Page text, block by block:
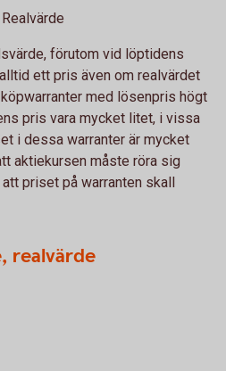
förutom vid löptidens
ett pris även om realvärdet
med lösenpris högt
pris vara mycket litet, i vissa
i dessa warranter är mycket
aktiekursen måste röra sig
priset på warranten skall
realvärde